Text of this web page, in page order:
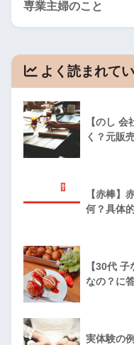
専業主婦のこと
よく読まれて
【のし
く？元販
【赤棒】
何？具体
【30代
なの？に
実体験の